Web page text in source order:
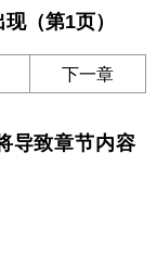
（第1页）
下一章
导致章节内容